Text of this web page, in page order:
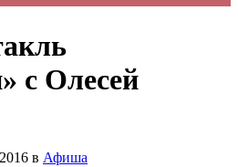
с Олесей
в Афиша